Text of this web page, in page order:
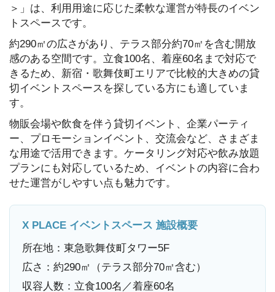
＞」は、利用用途に応じた柔軟な運営が特長のイベン
トスペースです。
約290㎡の広さがあり、テラス部分約70㎡を含む開放
感のある空間です。立食100名、着座60名まで対応で
きるため、新宿・歌舞伎町エリアで比較的大きめの貸
切イベントスペースを探している方にも適していま
す。
物販会場や飲食を伴う貸切イベント、企業パーティ
ー、プロモーションイベント、交流会など、さまざま
な用途で活用できます。ケータリング対応や飲み放題
プランにも対応しているため、イベントの内容に合わ
せた運営がしやすい点も魅力です。
X PLACE イベントスペース 施設概要
所在地：東急歌舞伎町タワー5F
広さ：約290㎡（テラス部分70㎡含む）
収容人数：立食100名／着座60名